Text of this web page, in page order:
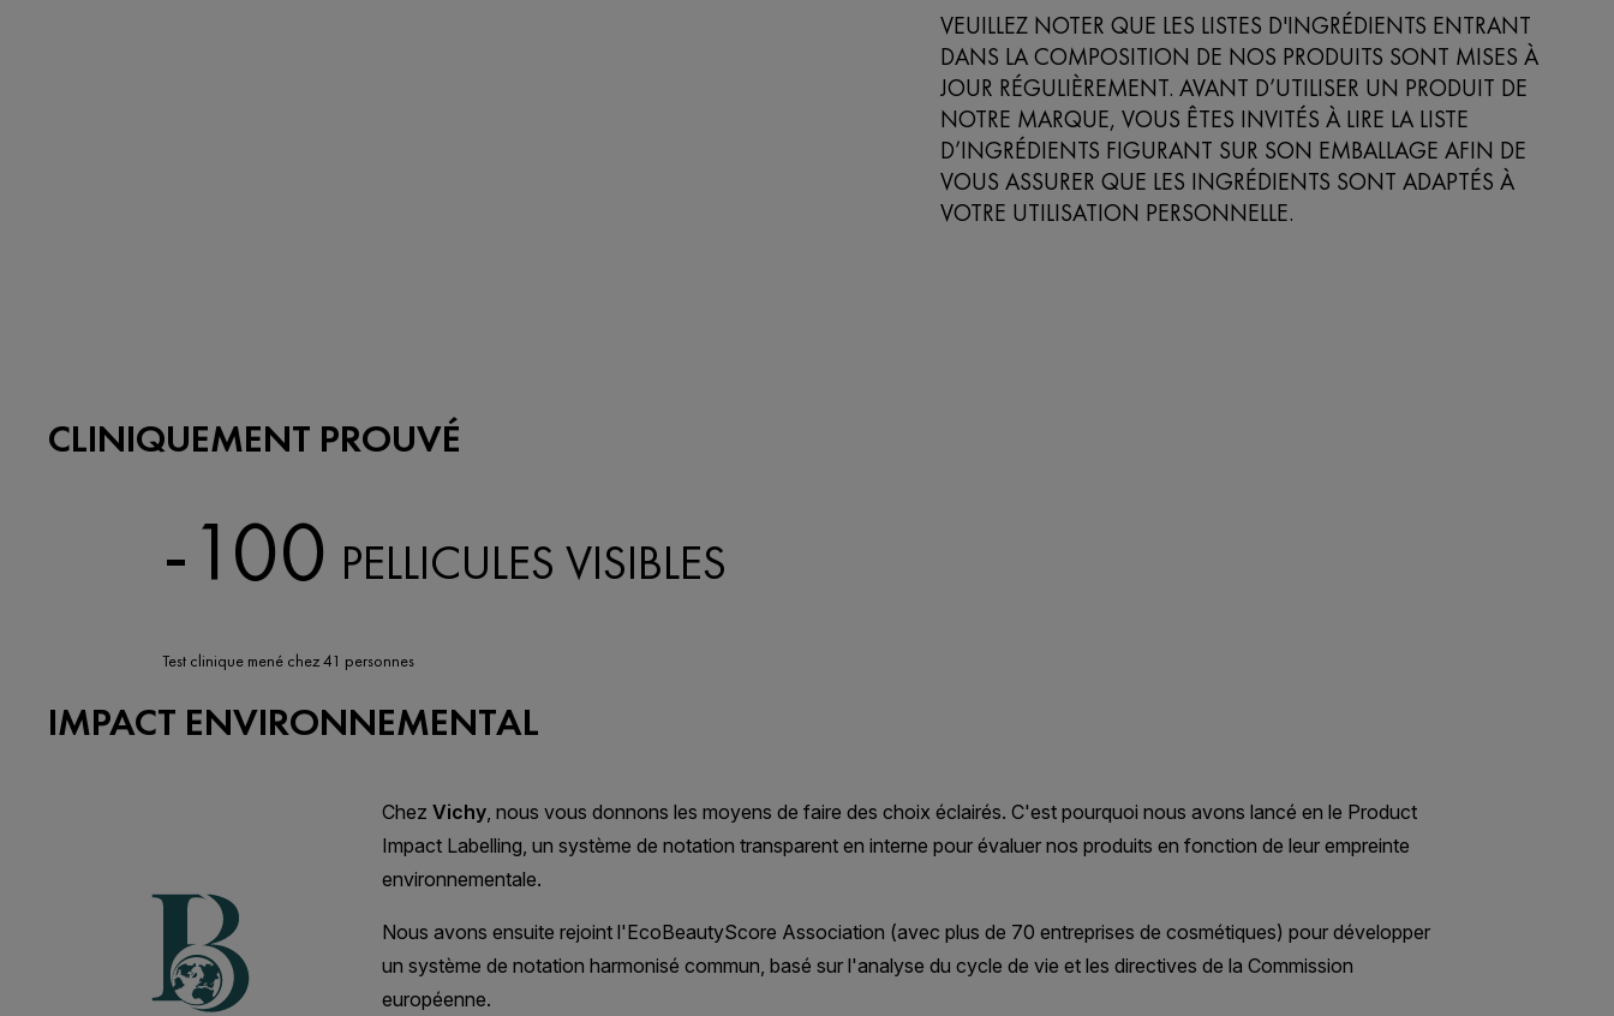
VEUILLEZ NOTER QUE LES LISTES D'INGRÉDIENTS ENTRANT
DANS LA COMPOSITION DE NOS PRODUITS SONT MISES À
JOUR RÉGULIÈREMENT. AVANT D’UTILISER UN PRODUIT DE
NOTRE MARQUE, VOUS ÊTES INVITÉS À LIRE LA LISTE
D’INGRÉDIENTS FIGURANT SUR SON EMBALLAGE AFIN DE
VOUS ASSURER QUE LES INGRÉDIENTS SONT ADAPTÉS À
VOTRE UTILISATION PERSONNELLE.
CLINIQUEMENT PROUVÉ
-100 PELLICULES VISIBLES
Test clinique mené chez 41 personnes
IMPACT ENVIRONNEMENTAL